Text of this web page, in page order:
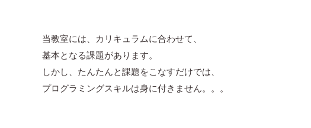
当教室には、カリキュラムに合わせて、
基本となる課題があります。
しかし、たんたんと課題をこなすだけでは、
プログラミングスキルは身に付きません。。。